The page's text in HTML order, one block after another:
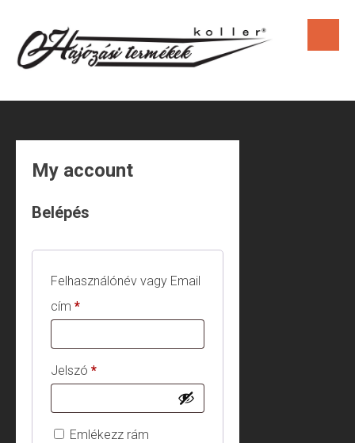
content
My account
Belépés
Felhasználónév vagy Email
cím *Kötelező
Jelszó *Kötelező
Emlékezz rám